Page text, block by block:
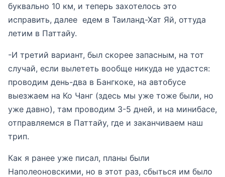
буквально 10 км, и теперь захотелось это
исправить, далее едем в Таиланд-Хат Яй, оттуда
летим в Паттайу.
-И третий вариант, был скорее запасным, на тот
случай, если вылететь вообще никуда не удастся:
проводим день-два в Бангкоке, на автобусе
выезжаем на Ко Чанг (здесь мы уже тоже были, но
уже давно), там проводим 3-5 дней, и на минибасе,
отправляемся в Паттайу, где и заканчиваем наш
трип.
Как я ранее уже писал, планы были
Наполеоновскими, но в этот раз, сбыться им было